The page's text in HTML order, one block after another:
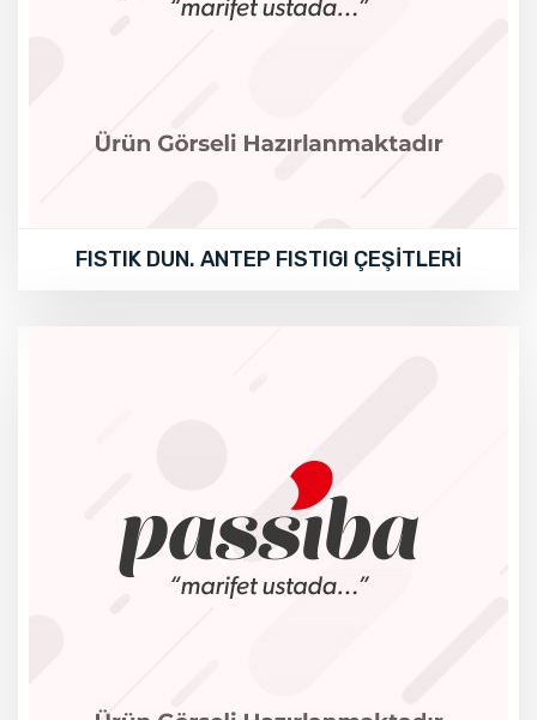
FISTIK DUN. ANTEP FISTIGI ÇEŞİTLERİ